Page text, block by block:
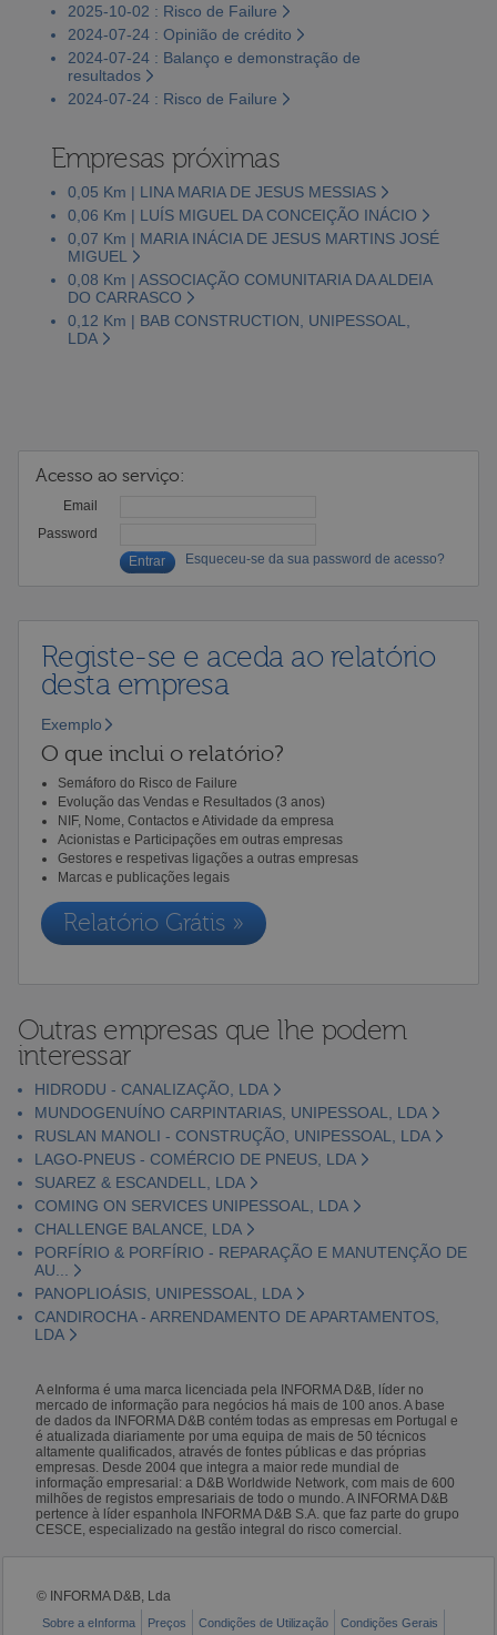
2025-10-02 : Risco de Failure
2024-07-24 : Opinião de crédito
2024-07-24 : Balanço e demonstração de
resultados
2024-07-24 : Risco de Failure
Empresas próximas
0,05 Km | LINA MARIA DE JESUS MESSIAS
0,06 Km | LUÍS MIGUEL DA CONCEIÇÃO INÁCIO
0,07 Km | MARIA INÁCIA DE JESUS MARTINS JOSÉ
MIGUEL
0,08 Km | ASSOCIAÇÃO COMUNITARIA DA ALDEIA
DO CARRASCO
0,12 Km | BAB CONSTRUCTION, UNIPESSOAL,
LDA
Acesso ao serviço:
Email
Password
Esqueceu-se da sua password de acesso?
Registe-se e aceda ao relatório
desta empresa
Exemplo
O que inclui o relatório?
Semáforo do Risco de Failure
Evolução das Vendas e Resultados (3 anos)
NIF, Nome, Contactos e Atividade da empresa
Acionistas e Participações em outras empresas
Gestores e respetivas ligações a outras empresas
Marcas e publicações legais
Relatório Grátis »
Outras empresas que lhe podem
interessar
HIDRODU - CANALIZAÇÃO, LDA
MUNDOGENUÍNO CARPINTARIAS, UNIPESSOAL, LDA
RUSLAN MANOLI - CONSTRUÇÃO, UNIPESSOAL, LDA
LAGO-PNEUS - COMÉRCIO DE PNEUS, LDA
SUAREZ & ESCANDELL, LDA
COMING ON SERVICES UNIPESSOAL, LDA
CHALLENGE BALANCE, LDA
PORFÍRIO & PORFÍRIO - REPARAÇÃO E MANUTENÇÃO DE
AU...
PANOPLIOÁSIS, UNIPESSOAL, LDA
CANDIROCHA - ARRENDAMENTO DE APARTAMENTOS,
LDA
A eInforma é uma marca licenciada pela INFORMA D&B, líder no
mercado de informação para negócios há mais de 100 anos. A base
de dados da INFORMA D&B contém todas as empresas em Portugal e
é atualizada diariamente por uma equipa de mais de 50 técnicos
altamente qualificados, através de fontes públicas e das próprias
empresas. Desde 2004 que integra a maior rede mundial de
informação empresarial: a D&B Worldwide Network, com mais de 600
milhões de registos empresariais de todo o mundo. A INFORMA D&B
pertence à líder espanhola INFORMA D&B S.A. que faz parte do grupo
CESCE, especializado na gestão integral do risco comercial.
© INFORMA D&B, Lda
Sobre a eInforma Preços Condições de Utilização Condições Gerais